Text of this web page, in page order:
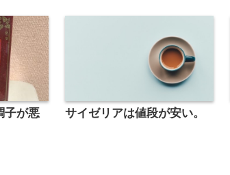
子が悪
サイゼリアは値段が安い。